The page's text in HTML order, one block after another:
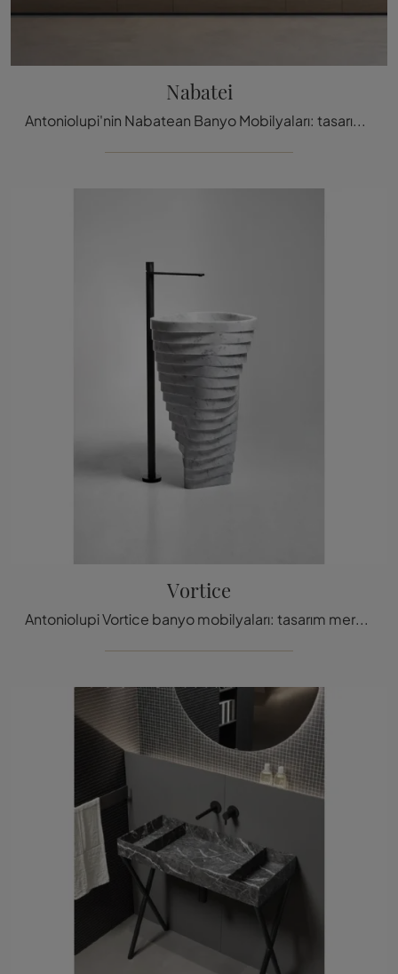
Nabatei
Antoniolupi'nin Nabatean Banyo Mobilyaları: tasarım mermer banyo mobilyalarını keş
Vortice
Antoniolupi Vortice banyo mobilyaları: tasarım mermer banyo mobilyalarını keşfedin ve wellness alan